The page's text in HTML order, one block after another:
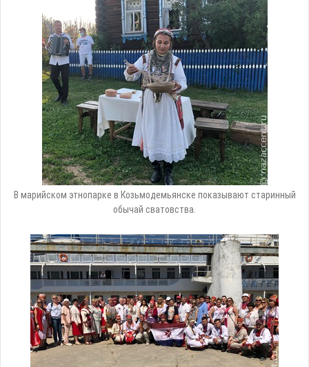
В марийском этнопарке в Козьмодемьянске показывают старинный
обычай сватовства.